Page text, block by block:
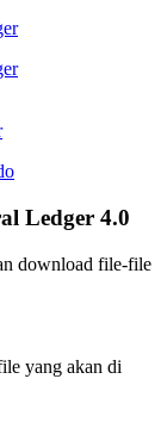
Ledger 4.0
download file-file
yang akan di